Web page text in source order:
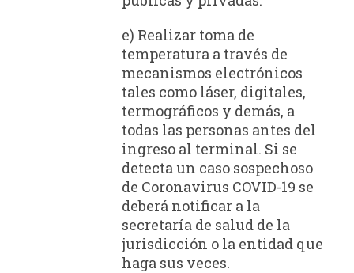
e) Realizar toma de
temperatura a través de
mecanismos electrónicos
tales como láser, digitales,
termográficos y demás, a
todas las personas antes del
ingreso al terminal. Si se
detecta un caso sospechoso
de Coronavirus COVID-19 se
deberá notificar a la
secretaría de salud de la
jurisdicción o la entidad que
haga sus veces.